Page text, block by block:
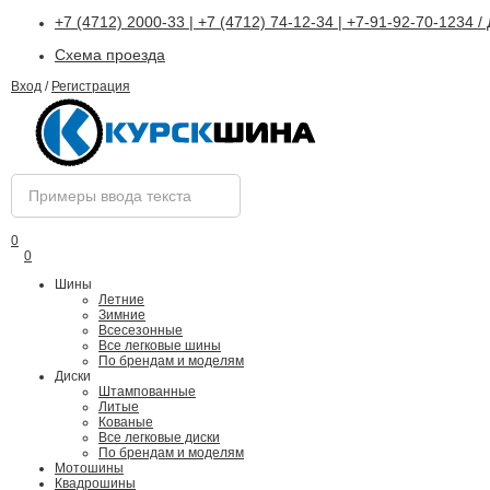
+7 (4712) 2000-33 | +7 (4712) 74-12-34 | +7-91-92-70-1234
Схема проезда
Вход / Регистрация
0
0
Шины
Летние
Зимние
Всесезонные
Все легковые шины
По брендам и моделям
Диски
Штампованные
Литые
Кованые
Все легковые диски
По брендам и моделям
Мотошины
Квадрошины